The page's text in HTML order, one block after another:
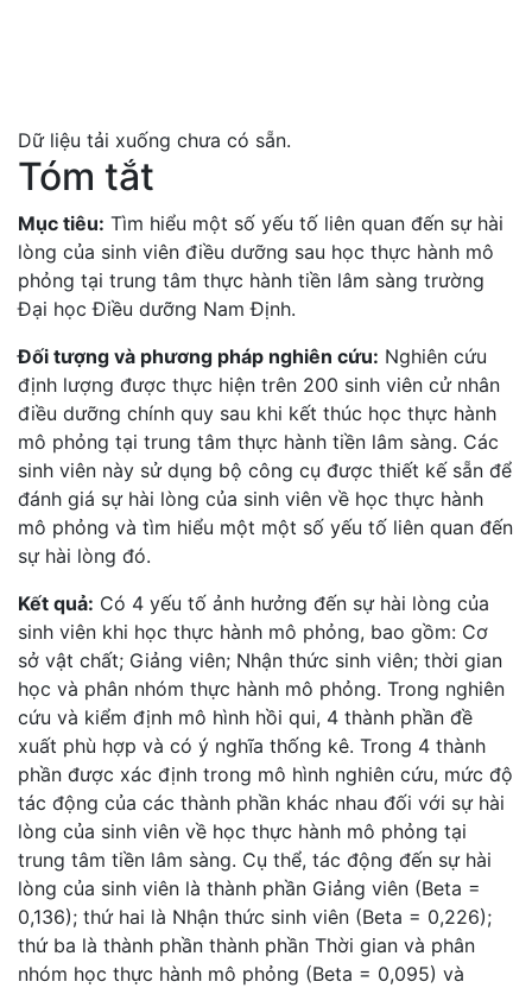
Dữ liệu tải xuống chưa có sẵn.
Tóm tắt
Mục tiêu: Tìm hiểu một số yếu tố liên quan đến sự hài
lòng của sinh viên điều dưỡng sau học thực hành mô
phỏng tại trung tâm thực hành tiền lâm sàng trường
Đại học Điều dưỡng Nam Định.
Đối tượng và phương pháp nghiên cứu: Nghiên cứu
định lượng được thực hiện trên 200 sinh viên cử nhân
điều dưỡng chính quy sau khi kết thúc học thực hành
mô phỏng tại trung tâm thực hành tiền lâm sàng. Các
sinh viên này sử dụng bộ công cụ được thiết kế sẵn để
đánh giá sự hài lòng của sinh viên về học thực hành
mô phỏng và tìm hiểu một một số yếu tố liên quan đến
sự hài lòng đó.
Kết quả: Có 4 yếu tố ảnh hưởng đến sự hài lòng của
sinh viên khi học thực hành mô phỏng, bao gồm: Cơ
sở vật chất; Giảng viên; Nhận thức sinh viên; thời gian
học và phân nhóm thực hành mô phỏng. Trong nghiên
cứu và kiểm định mô hình hồi qui, 4 thành phần đề
xuất phù hợp và có ý nghĩa thống kê. Trong 4 thành
phần được xác định trong mô hình nghiên cứu, mức độ
tác động của các thành phần khác nhau đối với sự hài
lòng của sinh viên về học thực hành mô phỏng tại
trung tâm tiền lâm sàng. Cụ thể, tác động đến sự hài
lòng của sinh viên là thành phần Giảng viên (Beta =
0,136); thứ hai là Nhận thức sinh viên (Beta = 0,226);
thứ ba là thành phần thành phần Thời gian và phân
nhóm học thực hành mô phỏng (Beta = 0,095) và